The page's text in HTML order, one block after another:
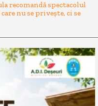
recomandă spectacolul
nu se privește, ci se